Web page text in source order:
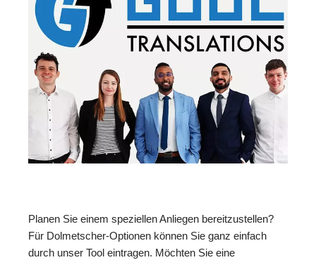
Planen Sie einem speziellen Anliegen bereitzustellen?
Für Dolmetscher-Optionen können Sie ganz einfach
durch unser Tool eintragen. Möchten Sie eine